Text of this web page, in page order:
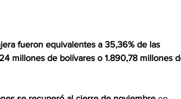
fueron equivalentes a 35,36% de las
millones de bolívares o 1.890,78 millones